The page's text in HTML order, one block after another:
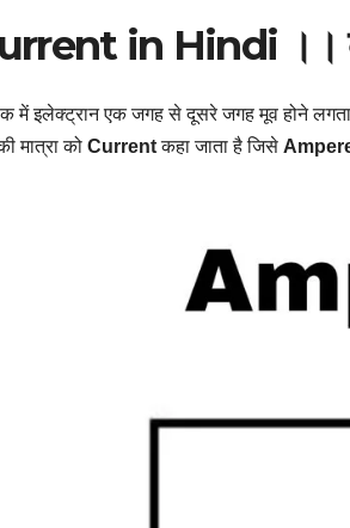
in Hindi ।।
में इलेक्ट्रान एक जगह से दूसरे जगह मूव होने लगता
मात्रा को Currentकहा जाता है जिसे